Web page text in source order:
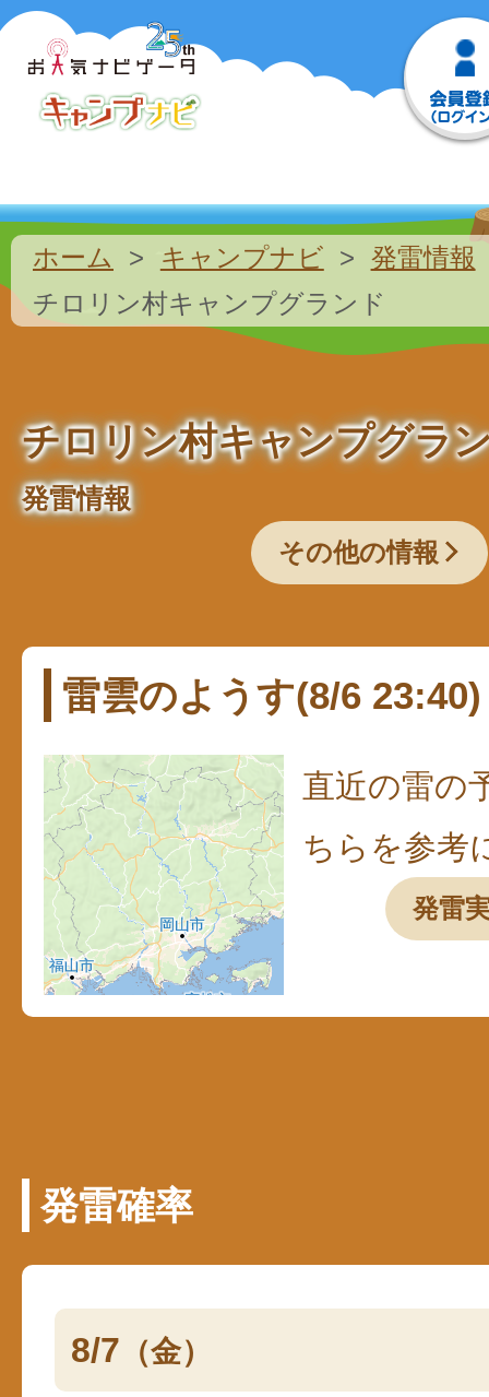
ホーム キャンプナビ
発雷情報
チロリン村キャンプグランド
チロリン村キャンプグラ
発雷情報
その他の情報
雷雲のようす(8/6 23:40)
直近の雷の
ちらを参考
発雷
発雷確率
8/7 （金）